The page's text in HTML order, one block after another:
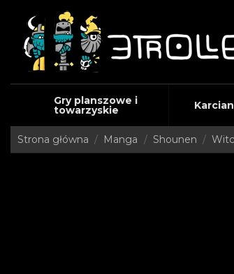
Gry planszowe i
towarzyskie
Strona główna Manga Shounen